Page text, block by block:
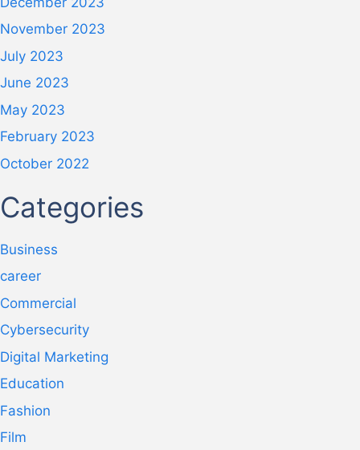
November 2023
July 2023
June 2023
May 2023
February 2023
October 2022
Categories
Business
career
Commercial
Cybersecurity
Digital Marketing
Education
Fashion
Film